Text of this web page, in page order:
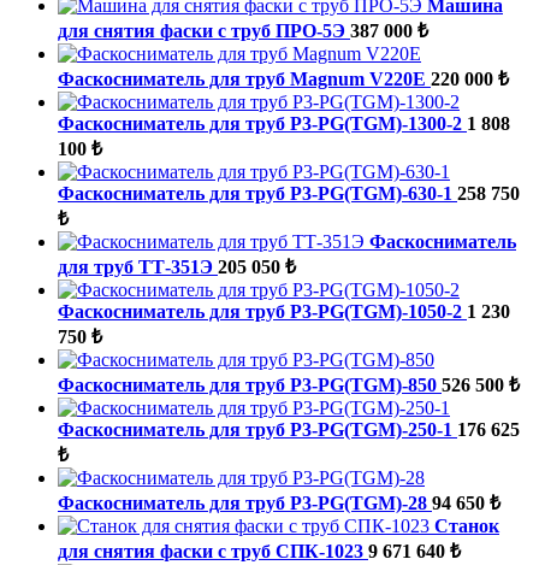
Машина
для снятия фаски с труб ПРО-5Э 387 000 ₺
Фаскосниматель для труб Magnum V220E 220 000 ₺
Фаскосниматель для труб P3-PG(TGM)-1300-2 1 808
100 ₺
Фаскосниматель для труб P3-PG(TGM)-630-1 258 750
₺
Фаскосниматель
для труб ТТ-351Э 205 050 ₺
Фаскосниматель для труб P3-PG(TGM)-1050-2 1 230
750 ₺
Фаскосниматель для труб P3-PG(TGM)-850 526 500 ₺
Фаскосниматель для труб P3-PG(TGM)-250-1 176 625
₺
Фаскосниматель для труб P3-PG(TGM)-28 94 650 ₺
Станок
для снятия фаски с труб СПК-1023 9 671 640 ₺